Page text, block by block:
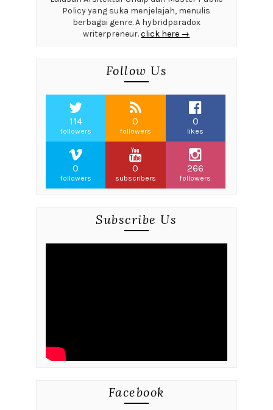
Policy yang suka menjelajah, menulis
berbagai genre. A hybridparadox
writerpreneur.click here →
Follow Us
114
followers
0
followers
0
likes
0
followers
0
subscribers
266
followers
Subscribe Us
Facebook